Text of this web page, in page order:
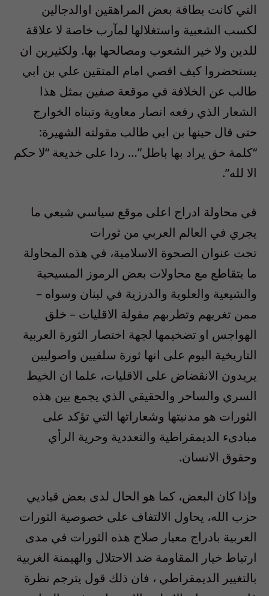
التي كانت بطاقة بعض المراهقين اوالدجالين
لكسب الشعبية واستغلالها لمآرب خاصة لا علاقة
للدين ولا خير الشعوب ومصالحها بها. ولكثيرين ان
يستحضروا كيف اقصي امام المتقين علي بن ابي
طالب عن الخلافة في موقعة صفين بمثل هذا
الشعار الذي رفعه انصار معاوية وتبناه الخوارج
حتى قال حينها بن ابي طالب مقولته الشهيرة:
“كلمة حق يراد بها باطل”… ردا على خديعة “لا حكم
الا لله”.
في محاولة ادراج اعلى موقع سياسي شيعي ما
يجري في العالم العربي من ثورات
تحت عنوان الصحوة الاسلامية، في هذه المحاولة
ما يتقاطع مع محاولات بعض الرموز المسيحية
والشيعية والعلوية والدرزية في لبنان وسواه –
ممن تغريهم وتطربهم مقولة الاقليات – خلق
الهواجس او تضخيمها لجهة اختصار الثورة العربية
التاريخية اليوم على انها ثورة سلفيين واصوليين
يريدون الانقضاض على الاقليات، علما ان الخيط
السري والساحر والحقيقي الذي يجمع بين هذه
الثورات هو مدنيتها وشعاراتها التي تؤكد على
مبادىء الديمقراطية والتعددية وحرية الرأي
وحقوق الانسان.
وإذا كان البعض، كما هو الحال لدى بعض قياديي
حزب الله، يحاول الالتفاف على خصوصية الثورات
العربية بادراج معيار صلاح هذه الثورات في مدى
ارتباط خيار المقاومة ضد الاحتلال والهيمنة الغربية
بالتغيير الديمقراطي ، فان ذلك قول يترجم نظرة